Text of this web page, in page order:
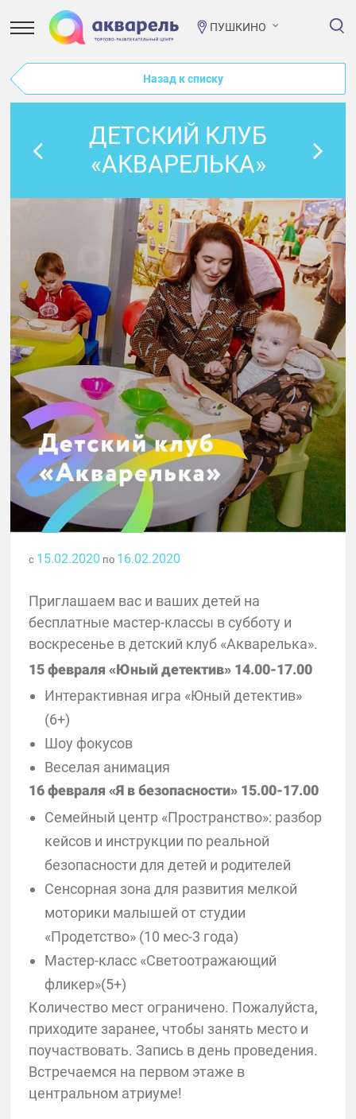
ПУШКИНО
Назад к списку
ДЕТСКИЙ КЛУБ
«АКВАРЕЛЬКА»
с 15.02.2020 по 16.02.2020
Приглашаем вас и ваших детей на
бесплатные мастер-классы в субботу и
воскресенье в детский клуб «Акварелька».
15 февраля «Юный детектив» 14.00-17.00
Интерактивная игра «Юный детектив»
(6+)
Шоу фокусов
Веселая анимация
16 февраля «Я в безопасности» 15.00-17.00
Семейный центр «Пространство»: разбор
кейсов и инструкции по реальной
безопасности для детей и родителей
Сенсорная зона для развития мелкой
моторики малышей от студии
«Продетство» (10 мес-3 года)
Мастер-класс «Светоотражающий
фликер»(5+)
Количество мест ограничено. Пожалуйста,
приходите заранее, чтобы занять место и
поучаствовать. Запись в день проведения.
Встречаемся на первом этаже в
центральном атриуме!